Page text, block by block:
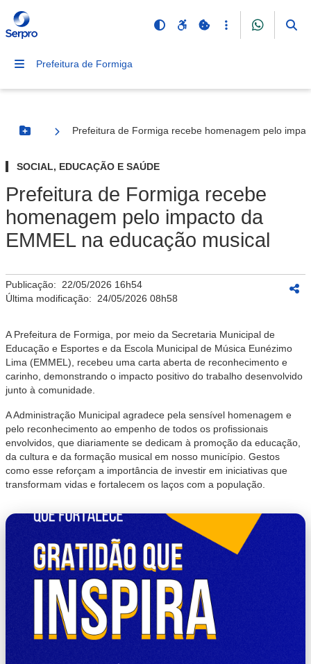
Prefeitura de Formiga
Botão Menu
Prefeitura de Formiga recebe homenagem pelo
SOCIAL, EDUCAÇÃO E SAÚDE
Prefeitura de Formiga recebe
homenagem pelo impacto da
EMMEL na educação musical
Publicação: 22/05/2026 16h54
Última modificação: 24/05/2026 08h58
A Prefeitura de Formiga, por meio da Secretaria Municipal de
Educação e Esportes e da Escola Municipal de Música Eunézimo
Lima (EMMEL), recebeu uma carta aberta de reconhecimento e
carinho, demonstrando o impacto positivo do trabalho desenvolvido
junto à comunidade.
A Administração Municipal agradece pela sensível homenagem e
pelo reconhecimento ao empenho de todos os profissionais
envolvidos, que diariamente se dedicam à promoção da educação,
da cultura e da formação musical em nosso município. Gestos
como esse reforçam a importância de investir em iniciativas que
transformam vidas e fortalecem os laços com a população.